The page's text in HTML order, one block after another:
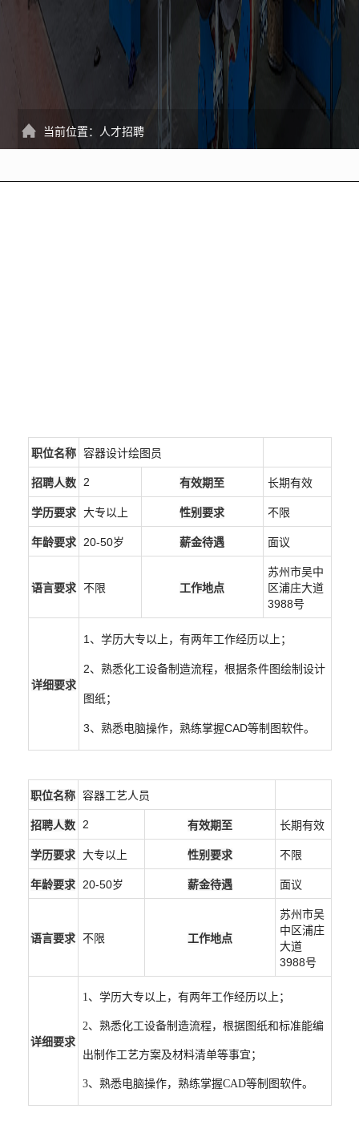
当前位置： 人才招聘
职位名称 容器设计绘图员
招聘人数 2 有效期至 长期有效
学历要求 大专以上 性别要求 不限
年龄要求 20-50岁 薪金待遇 面议
语言要求 不限 工作地点
苏州市吴中
区浦庄大道
3988号
详细要求
1、学历大专以上，有两年工作经历以上；
2、熟悉化工设备制造流程，根据条件图绘制设计
图纸；
3、熟悉电脑操作，熟练掌握CAD等制图软件。
职位名称 容器工艺人员
招聘人数 2 有效期至 长期有效
学历要求 大专以上 性别要求 不限
年龄要求 20-50岁 薪金待遇 面议
语言要求 不限 工作地点
苏州市吴
中区浦庄
大道
3988号
详细要求
1、学历大专以上，有两年工作经历以上；
2、熟悉化工设备制造流程，根据图纸和标准能编
出制作工艺方案及材料清单等事宜；
3、熟悉电脑操作，熟练掌握CAD等制图软件。